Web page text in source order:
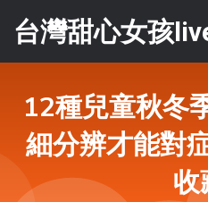
台灣甜心女孩
12種兒童秋冬
細分辨才能對
收